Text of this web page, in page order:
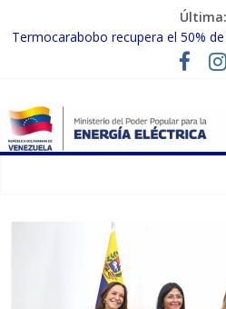
Última:
Termocarabobo recupera el 50%
MPPEE avanza en la recuperación
Gobierno Nacional coordina
fortalecer el SEN ante el «Súper
Inspeccionan trabajos de